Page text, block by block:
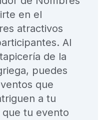
en el
atractivos
Al
de la
puedes
que
a tu
que tu evento